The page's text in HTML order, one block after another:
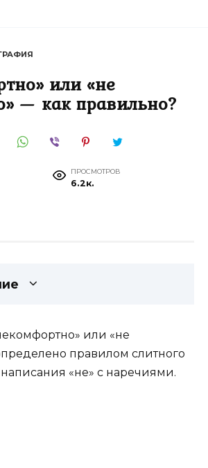
или «не
— как правильно?
ПРОСМОТРОВ
6.2к.
или «не
правилом слитного
«не» с наречиями.